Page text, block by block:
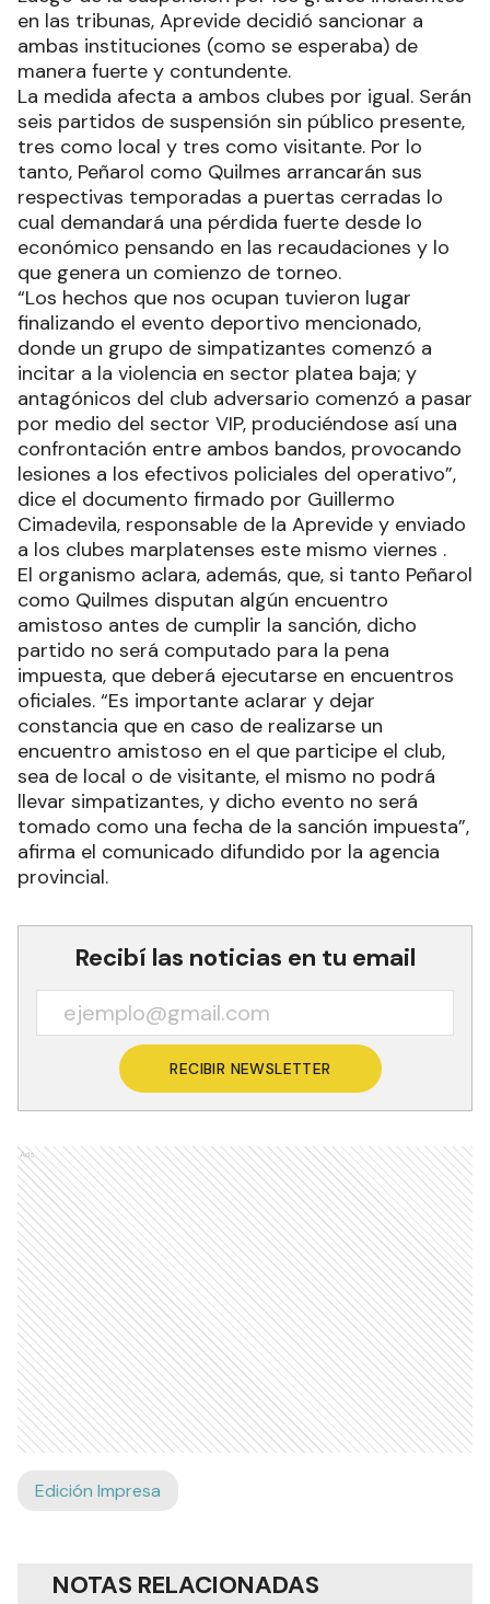
en las tribunas, Aprevide decidió sancionar a
ambas instituciones (como se esperaba) de
manera fuerte y contundente.
La medida afecta a ambos clubes por igual. Serán
seis partidos de suspensión sin público presente,
tres como local y tres como visitante. Por lo
tanto, Peñarol como Quilmes arrancarán sus
respectivas temporadas a puertas cerradas lo
cual demandará una pérdida fuerte desde lo
económico pensando en las recaudaciones y lo
que genera un comienzo de torneo.
“Los hechos que nos ocupan tuvieron lugar
finalizando el evento deportivo mencionado,
donde un grupo de simpatizantes comenzó a
incitar a la violencia en sector platea baja; y
antagónicos del club adversario comenzó a pasar
por medio del sector VIP, produciéndose así una
confrontación entre ambos bandos, provocando
lesiones a los efectivos policiales del operativo”,
dice el documento firmado por Guillermo
Cimadevila, responsable de la Aprevide y enviado
a los clubes marplatenses este mismo viernes .
El organismo aclara, además, que, si tanto Peñarol
como Quilmes disputan algún encuentro
amistoso antes de cumplir la sanción, dicho
partido no será computado para la pena
impuesta, que deberá ejecutarse en encuentros
oficiales. “Es importante aclarar y dejar
constancia que en caso de realizarse un
encuentro amistoso en el que participe el club,
sea de local o de visitante, el mismo no podrá
llevar simpatizantes, y dicho evento no será
tomado como una fecha de la sanción impuesta”,
afirma el comunicado difundido por la agencia
provincial.
Recibí las noticias en tu email
RECIBIR NEWSLETTER
Ads
Edición Impresa
NOTAS RELACIONADAS